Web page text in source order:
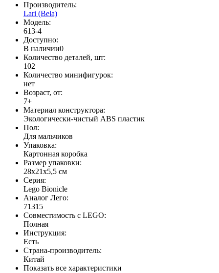
Производитель:
Lari (Bela)
Модель:
613-4
Доступно:
В наличии0
Количество деталей, шт:
102
Количество минифигурок:
нет
Возраст, от:
7+
Материал конструктора:
Экологически-чистый ABS пластик
Пол:
Для мальчиков
Упаковка:
Картонная коробка
Размер упаковки:
28х21х5,5 см
Серия:
Lego Bionicle
Аналог Лего:
71315
Совместимость с LEGO:
Полная
Инструкция:
Есть
Страна-производитель:
Китай
Показать все характеристики